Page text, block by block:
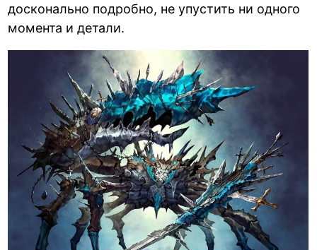
досконально подробно, не упустить ни одного
момента и детали.